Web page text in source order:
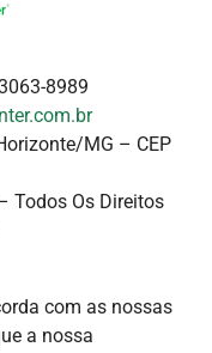
8989
MG – CEP
Todos Os Direitos
com as nossas
a nossa